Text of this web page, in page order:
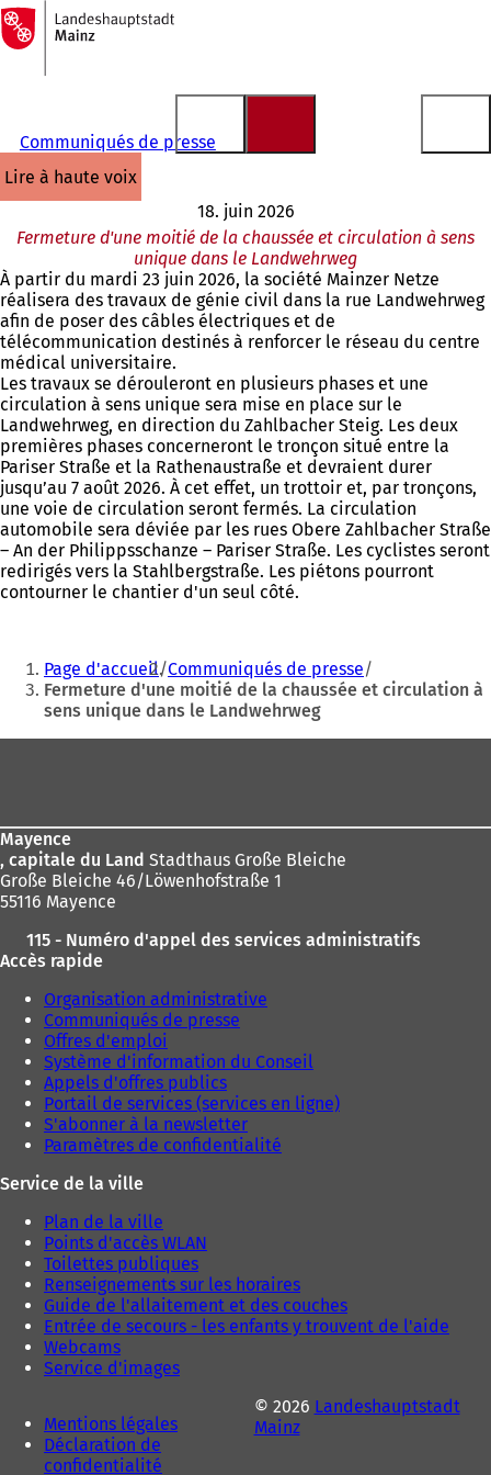
Accéder au contenu
Vers
la
page
d'accueil
Communiqués de presse
lire à haute voix
18. juin 2026
Fermeture d'une moitié de la chaussée et circulation à sens
unique dans le Landwehrweg
À partir du mardi 23 juin 2026, la société Mainzer Netze
réalisera des travaux de génie civil dans la rue Landwehrweg
afin de poser des câbles électriques et de
télécommunication destinés à renforcer le réseau du centre
médical universitaire.
Les travaux se dérouleront en plusieurs phases et une
circulation à sens unique sera mise en place sur le
Landwehrweg, en direction du Zahlbacher Steig. Les deux
premières phases concerneront le tronçon situé entre la
Pariser Straße et la Rathenaustraße et devraient durer
jusqu’au 7 août 2026. À cet effet, un trottoir et, par tronçons,
une voie de circulation seront fermés. La circulation
automobile sera déviée par les rues Obere Zahlbacher Straße
– An der Philippsschanze – Pariser Straße. Les cyclistes seront
redirigés vers la Stahlbergstraße. Les piétons pourront
contourner le chantier d'un seul côté.
Vous
êtes
:
Page d'accueil Communiqués de presse
Fermeture d'une moitié de la chaussée et circulation à
sens unique dans le Landwehrweg
Mayence
, capitale du Land Stadthaus Große Bleiche
Große Bleiche 46/Löwenhofstraße 1
55116 Mayence
115 - Numéro d'appel des services administratifs
Accès rapide
Organisation administrative
Communiqués de presse
Offres d'emploi
Système d'information du Conseil
Appels d'offres publics
Portail de services (services en ligne)
S'abonner à la newsletter
Paramètres de confidentialité
Service de la ville
Plan de la ville
Points d'accès WLAN
Toilettes publiques
Renseignements sur les horaires
Guide de l'allaitement et des couches
Entrée de secours - les enfants y trouvent de l'aide
Webcams
Service d'images
Mentions légales
Déclaration de
confidentialité
© 2026 Landeshauptstadt
Mainz